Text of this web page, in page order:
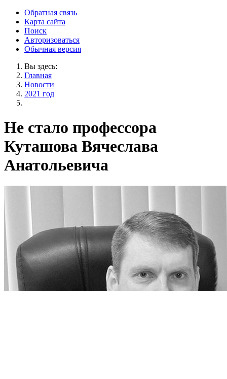
Обратная связь
Карта сайта
Поиск
Авторизоваться
Обычная версия
Вы здесь:
Главная
Новости
2021 год
Не стало профессора
Куташова Вячеслава
Анатольевича